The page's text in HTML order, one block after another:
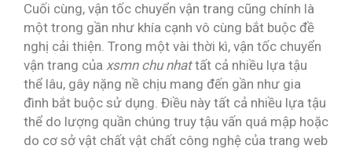
Cuối cùng, vận tốc chuyển vận trang cũng chính là
một trong gần như khía cạnh vô cùng bắt buộc đề
nghị cải thiện. Trong một vài thời kì, vận tốc chuyển
vận trang của xsmn chu nhattất cả nhiều lựa tậu
thể lâu, gây nặng nề chịu mang đến gần như gia
đình bắt buộc sử dụng. Điều này tất cả nhiều lựa tậu
thể do lượng quần chúng truy tậu vấn quá mập hoặc
do cơ sở vật chất vật chất công nghệ của trang web